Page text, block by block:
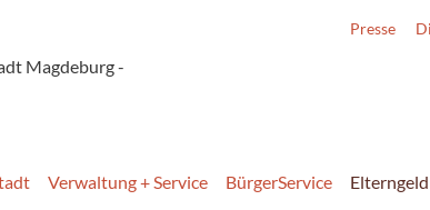
Presse
Verwaltung + Service BürgerService